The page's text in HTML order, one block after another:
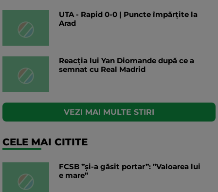
UTA - Rapid 0-0 | Puncte împărțite la
Arad
Reacția lui Yan Diomande după ce a
semnat cu Real Madrid
VEZI MAI MULTE STIRI
CELE MAI CITITE
FCSB ”și-a găsit portar”: ”Valoarea lui
e mare”